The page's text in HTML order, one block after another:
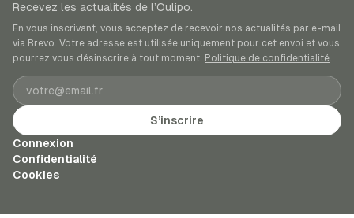
Recevez les actualités de l’Oulipo.
En vous inscrivant, vous acceptez de recevoir nos actualités par e-mail
via Brevo. Votre adresse est utilisée uniquement pour cet envoi et vous
pourrez vous désinscrire à tout moment. Politique de confidentialité.
Adresse e-mail
S’inscrire
Connexion
Confidentialité
Cookies